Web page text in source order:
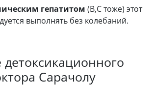
гепатитом (B,C тоже) этот
выполнять без колебаний.
Сарачолу